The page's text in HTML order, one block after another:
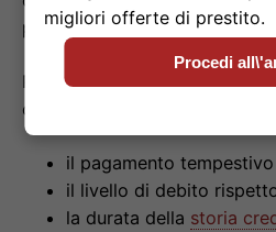
probabilità di ottenere un
Per determinare il punteggio,
considerano vari fattori:
il pagamento
il livello di debito
la durata della storia
migliori offerte di prestito.
Procedi